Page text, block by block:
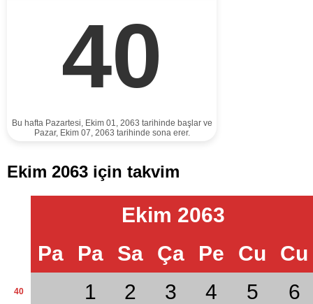
40
Bu hafta Pazartesi, Ekim 01, 2063 tarihinde başlar ve
Pazar, Ekim 07, 2063 tarihinde sona erer.
Ekim 2063 için takvim
Ekim 2063
Pa
Pa Sa Ça Pe Cu Cu
40 1 2 3 4 5 6